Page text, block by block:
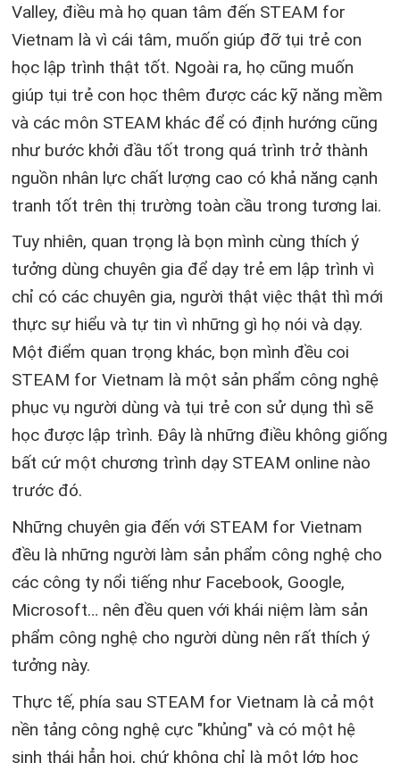
Valley, điều mà họ quan tâm đến STEAM for
Vietnam là vì cái tâm, muốn giúp đỡ tụi trẻ con
học lập trình thật tốt. Ngoài ra, họ cũng muốn
giúp tụi trẻ con học thêm được các kỹ năng mềm
và các môn STEAM khác để có định hướng cũng
như bước khởi đầu tốt trong quá trình trở thành
nguồn nhân lực chất lượng cao có khả năng cạnh
tranh tốt trên thị trường toàn cầu trong tương lai.
Tuy nhiên, quan trọng là bọn mình cùng thích ý
tưởng dùng chuyên gia để dạy trẻ em lập trình vì
chỉ có các chuyên gia, người thật việc thật thì mới
thực sự hiểu và tự tin vì những gì họ nói và dạy.
Một điểm quan trọng khác, bọn mình đều coi
STEAM for Vietnam là một sản phẩm công nghệ
phục vụ người dùng và tụi trẻ con sử dụng thì sẽ
học được lập trình. Đây là những điều không giống
bất cứ một chương trình dạy STEAM online nào
trước đó.
Những chuyên gia đến với STEAM for Vietnam
đều là những người làm sản phẩm công nghệ cho
các công ty nổi tiếng như Facebook, Google,
Microsoft… nên đều quen với khái niệm làm sản
phẩm công nghệ cho người dùng nên rất thích ý
tưởng này.
Thực tế, phía sau STEAM for Vietnam là cả một
nền tảng công nghệ cực "khủng" và có một hệ
sinh thái hẳn hoi, chứ không chỉ là một lớp học